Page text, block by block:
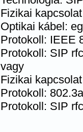
Fizikai
Optikai kábel:
Protokoll: IEEE
Protokoll: SIP
vagy
Fizikai
Protokoll:
Protokoll: SIP